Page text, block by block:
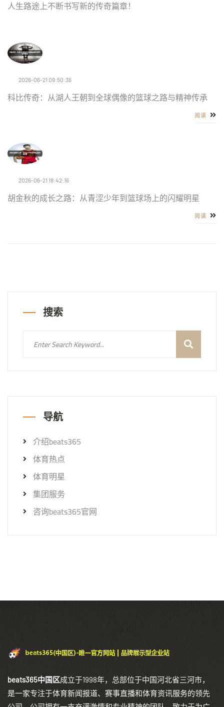
人生路途上不断书写新的传奇篇章！
2026-06-21 09:50:36
科比传奇：从湖人王朝到全球偶像的篮球之路与精神传承
阅读
2026-06-21 18:42:16
胡金秋的成长之路：从青涩少年到篮球场上的闪耀明星
阅读
搜索
导航
介绍beats365
体育热点
体育明星
集团服务
咨询beats365官网
beats365中国区成立于1998年，总部位于中国河北省三河市，
是一家专注于体育新闻报道、赛事直播和体育资讯服务的领先